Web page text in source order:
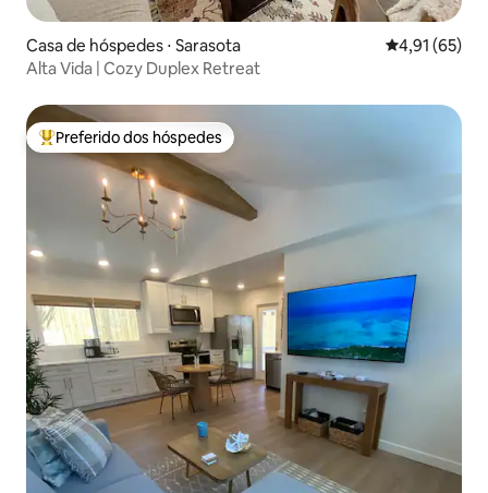
Casa de hóspedes ⋅ Sarasota 4,91 de uma
4,91 (65)
Alta Vida | Cozy Duplex Retreat
Entre os melhores preferidos dos hóspedes
Preferido dos hóspedes